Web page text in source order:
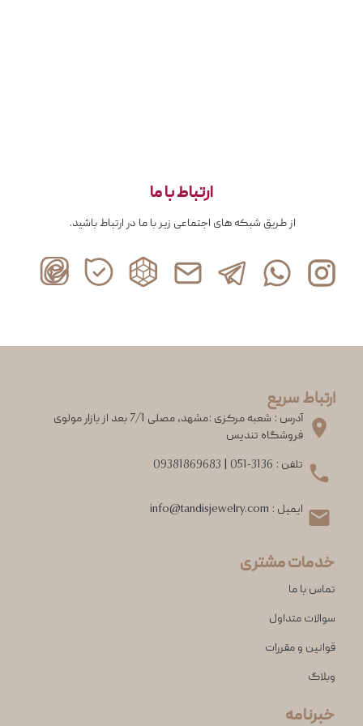
ارتباط با ما
از طریق شبکه های اجتماعی زیر با ما در ارتباط باشید.
ارتباط سریع
آدرس : شعبه مرکزی :مشهد، مصلی 7/1 بعد از بازار مولوی
فروشگاه تندیس
تلفن : 051-3136
09381869683
ایمیل : info@tandisjewelry.com
خدمات مشتری
تماس با ما
سوالات متداول
قوانین و مقررات
وبلاگ
خبرنامه